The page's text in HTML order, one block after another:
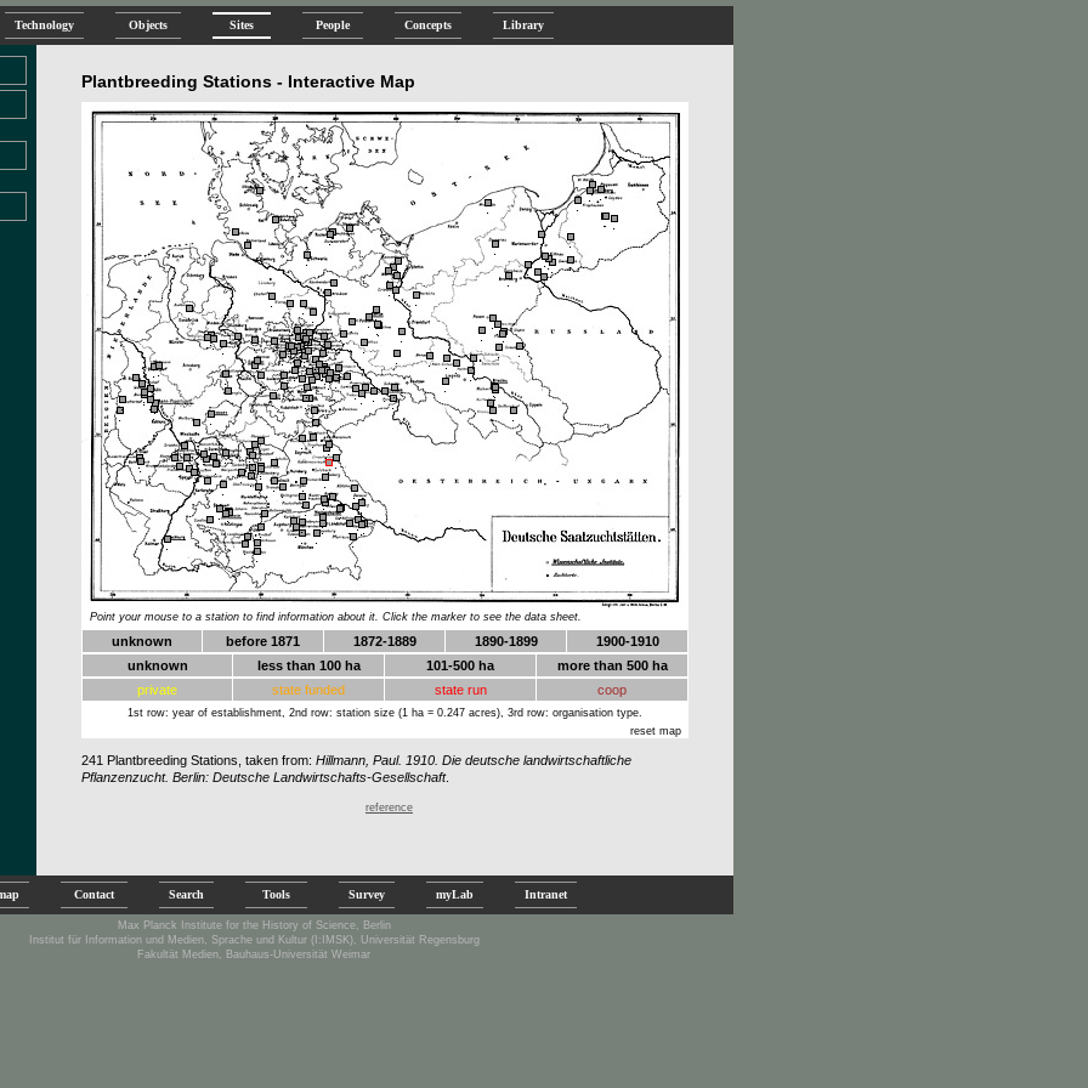
Technology Objects Sites People Concepts Library
Plantbreeding Stations - Interactive Map
.
.
.
.
.
.
.
.
.
.
.
.
.
. .
.
.
.
.
.
.
.
.
.
.
.
. .
.
.
.
.
.
.
.
.
.
..
. ... .
.
.
.
.
.
.
.
.
.
........
.
.
.
.
.
.
.
.
.
.
.
.
. .
.
.
.
.
.
.
.
.
.
.
.
. . .
..
. .
.
.
.
.
.
.
.
..
.
.
..
.
.
.
.
.
.
.
.
.
.
.
.
.
..
.
.
.
. .
.
.
.
.
.
..
.
.
.
.
.
.
.
.
.
.
.
.
.
. .
.
.
.
.
.
.
.
.
.
.
.
.
.
.
.
.
.
.
.
.
.
.
.
.
.
.
.
.
.
.
. .
.
.
.
.
.
.
.
. .
.
.
..
.
.
.
.
.
.
.
.
.
.
.
. .
.
.
.
.
.
.
.
.
.
.
.
.
.
.
.
.
.
.
.
.
.
.
.
.
.
.
.
.
.
.
.
.
.
.
.
Point your mouse to a station to find information about it. Click the marker to see the data sheet.
unknown before 1871 1872-1889 1890-1899
1900-1910
unknown
less than 100 ha 101-500 ha
more than 500 ha
private
state funded state run coop
1st row: year of establishment, 2nd row: station size (1 ha = 0.247 acres), 3rd row: organisation type.
reset map
241 Plantbreeding Stations, taken from: Hillmann, Paul. 1910. Die deutsche landwirtschaftliche
Pflanzenzucht. Berlin: Deutsche Landwirtschafts-Gesellschaft.
reference
Contact Search Tools Survey myLab Intranet
Max Planck Institute for the History of Science, Berlin
Institut für Information und Medien, Sprache und Kultur (I:IMSK), Universität Regensburg
Fakultät Medien, Bauhaus-Universität Weimar